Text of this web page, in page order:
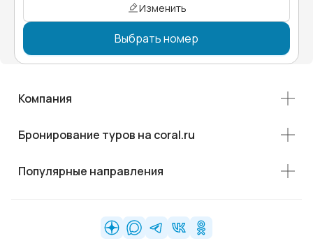
Изменить
Выбрать номер
Компания
Бронирование туров на coral.ru
Популярные направления